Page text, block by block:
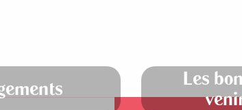
Les